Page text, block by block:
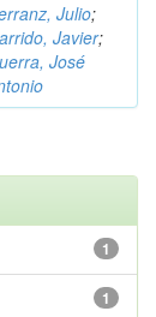
Julio;
Javier;
José
1
1